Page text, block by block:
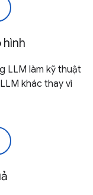
LLM làm kỹ thuật
khác thay vì